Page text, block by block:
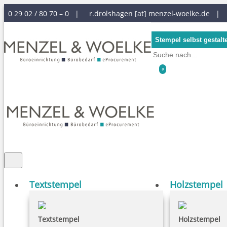
0 29 02 / 80 70 – 0 | r.drolshagen [at] menzel-woelke.de |
Stempel selbst
0
Textstempel
Textstempel
Holzstempel
Holzstempel